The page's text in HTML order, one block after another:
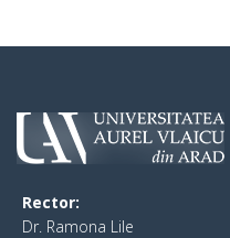
Rector:
​Dr. Ramona Lile